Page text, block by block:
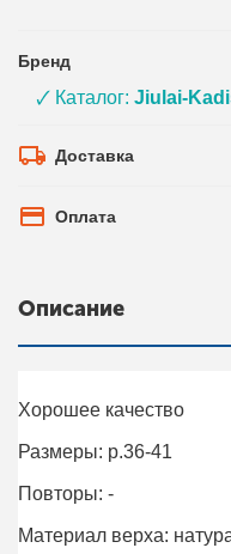
Бренд
🗸 Каталог:Jiulai-
Доставка
Оплата
Описание
Хорошее качество
Размеры: р.36-41
Повторы: -
Материал верха: